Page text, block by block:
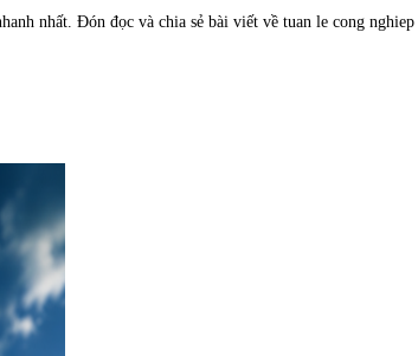
nhất. Đón đọc và chia sẻ bài viết về tuan le cong